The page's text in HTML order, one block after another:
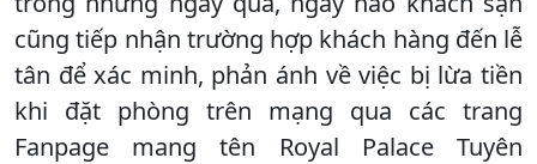
cũng tiếp nhận trường hợp khách hàng đến lễ
tân để xác minh, phản ánh về việc bị lừa tiền
khi đặt phòng trên mạng qua các trang
Fanpage mang tên Royal Palace Tuyên